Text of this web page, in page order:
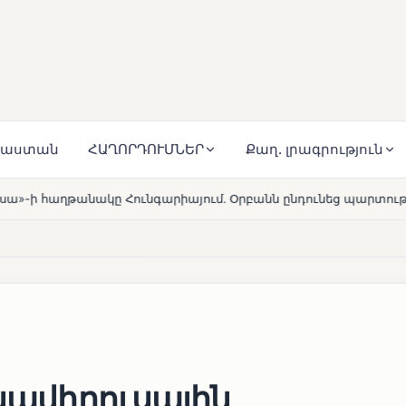
ՀԱՂՈՐԴՈՒՄՆԵՐ Քաղ. լրագրություն
Օրբանն ընդունեց պարտությունը HOT Մարթա